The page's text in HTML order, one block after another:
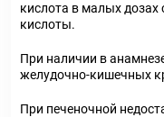
кислота в малых
кислоты.
При наличии в
желудочно-кишечных
При печеночной